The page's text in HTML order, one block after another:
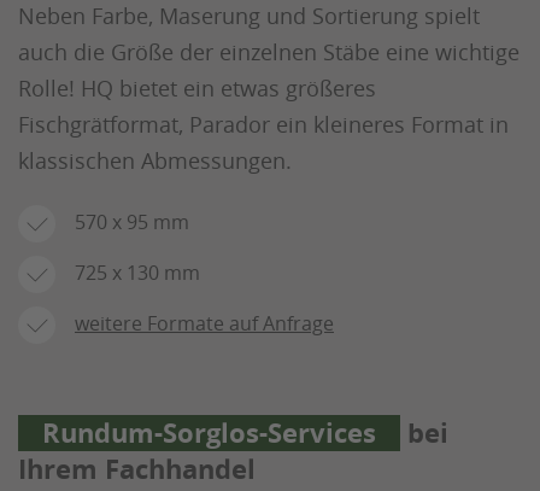
Neben Farbe, Maserung und Sortierung spielt
auch die Größe der einzelnen Stäbe eine wichtige
Rolle! HQ bietet ein etwas größeres
Fischgrätformat, Parador ein kleineres Format in
klassischen Abmessungen.
570 x 95 mm
725 x 130 mm
weitere Formate auf Anfrage
Rundum-Sorglos-Services
bei
Ihrem Fachhandel